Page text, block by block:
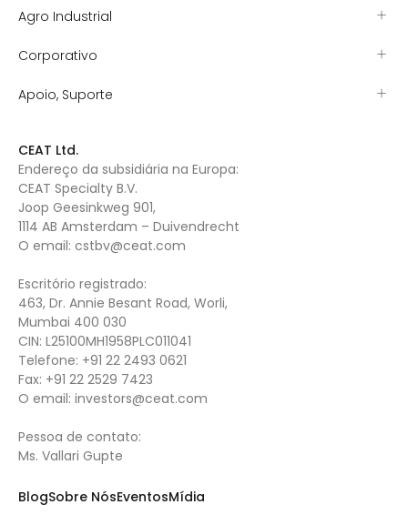
Agro Industrial
Corporativo
Apoio, Suporte
CEAT Ltd.
Endereço da subsidiária na Europa:
CEAT Specialty B.V.
Joop Geesinkweg 901,
1114 AB Amsterdam – Duivendrecht
O email: cstbv@ceat.com
Escritório registrado:
463, Dr. Annie Besant Road, Worli,
Mumbai 400 030
CIN: L25100MH1958PLC011041
Telefone: +91 22 2493 0621
Fax: +91 22 2529 7423
O email: investors@ceat.com
Pessoa de contato:
Ms. Vallari Gupte
BlogSobre NósEventosMídia